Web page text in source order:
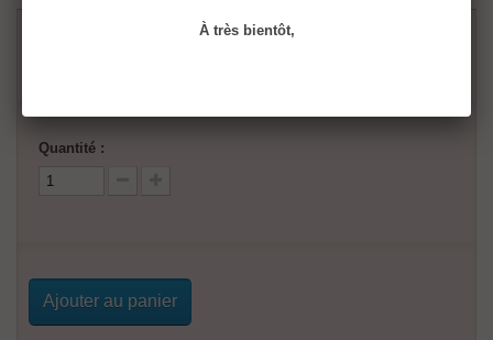
Quantité :
Ajouter au panier
À très bientôt,